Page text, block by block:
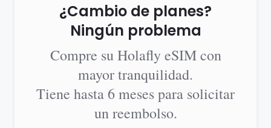
¿Cambio de planes?
Ningún problema
Compre su Holafly eSIM con
mayor tranquilidad.
Tiene hasta 6 meses para solicitar
un reembolso.